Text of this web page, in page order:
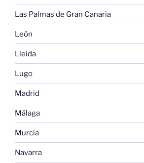
Las Palmas de Gran Canaria
León
Lleida
Lugo
Madrid
Málaga
Murcia
Navarra